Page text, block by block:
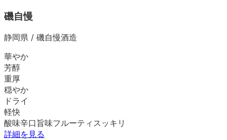
磯自慢
静岡県 / 磯自慢酒造
華やか
芳醇
重厚
穏やか
ドライ
軽快
酸味辛口 旨味フルーティ スッキリ
詳細を見る